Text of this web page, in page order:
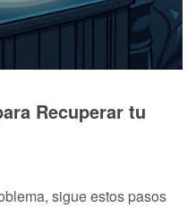
Recuperar tu
sigue estos pasos